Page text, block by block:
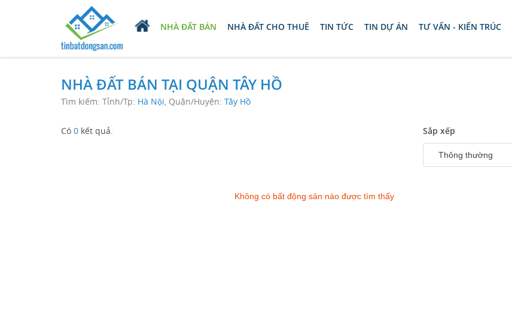
NHÀ ĐẤT BÁN NHÀ ĐẤT CHO THUÊ TIN TỨC TIN DỰ ÁN TƯ VẤN - KIẾN TRÚC
NHÀ ĐẤT BÁN TẠI QUẬN TÂY HỒ
Tìm kiếm: Tỉnh/Tp: Hà Nội, Quận/Huyện: Tây Hồ
Có 0 kết quả. Sắp xếp
Thông thường
Không có bất động sản nào được tìm thấy